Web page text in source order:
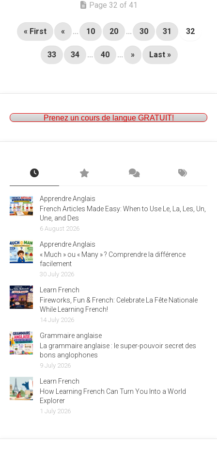
Page 32 of 41
« First « ... 10 20 ... 30 31 32
33 34 ... 40 ... » Last »
Prenez un cours de langue GRATUIT!
Apprendre Anglais
French Articles Made Easy: When to Use Le, La, Les, Un,
Une, and Des
6 August 2026
Apprendre Anglais
« Much » ou « Many » ? Comprendre la différence
facilement
30 July 2026
Learn French
Fireworks, Fun & French: Celebrate La Fête Nationale
While Learning French!
14 July 2026
Grammaire anglaise
La grammaire anglaise : le super-pouvoir secret des
bons anglophones
9 July 2026
Learn French
How Learning French Can Turn You Into a World
Explorer
1 July 2026